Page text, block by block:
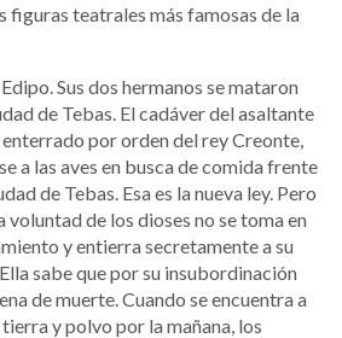
figuras teatrales más famosas de la
Sus dos hermanos se mataron
de Tebas. El cadáver del asaltante
por orden del rey Creonte,
a las aves en busca de comida frente
de Tebas. Esa es la nueva ley. Pero
voluntad de los dioses no se toma en
y entierra secretamente a su
sabe que por su insubordinación
de muerte. Cuando se encuentra a
y polvo por la mañana, los